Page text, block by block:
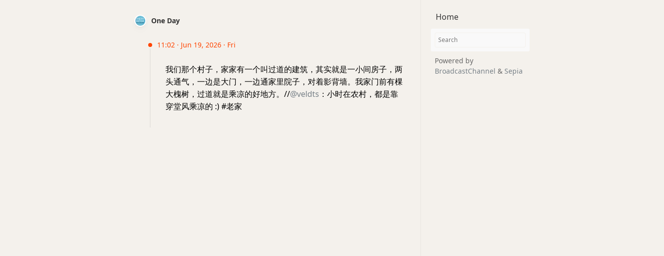
One Day
11:02 · Jun 19, 2026 · Fri
我们那个村子，家家有一个叫过道的建筑，其实就是一小间房子，两
头通气，一边是大门，一边通家里院子，对着影背墙。我家门前有棵
大槐树，过道就是乘凉的好地方。//@veldts ：小时在农村，都是靠
穿堂风乘凉的 :) #老家
Home
Powered by
BroadcastChannel & Sepia